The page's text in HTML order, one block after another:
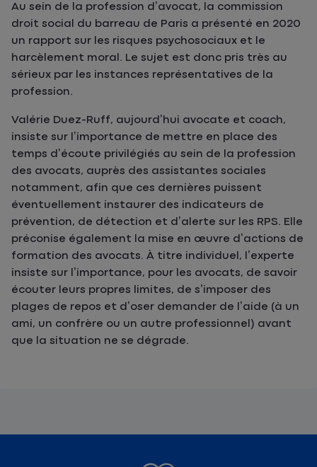
Au sein de la profession d’avocat, la commission
droit social du barreau de Paris a présenté en 2020
un rapport sur les risques psychosociaux et le
harcèlement moral. Le sujet est donc pris très au
sérieux par les instances représentatives de la
profession.
Valérie Duez-Ruff, aujourd’hui avocate et coach,
insiste sur l’importance de mettre en place des
temps d’écoute privilégiés au sein de la profession
des avocats, auprès des assistantes sociales
notamment, afin que ces dernières puissent
éventuellement instaurer des indicateurs de
prévention, de détection et d’alerte sur les RPS. Elle
préconise également la mise en œuvre d’actions de
formation des avocats. À titre individuel, l’experte
insiste sur l’importance, pour les avocats, de savoir
écouter leurs propres limites, de s’imposer des
plages de repos et d’oser demander de l’aide (à un
ami, un confrère ou un autre professionnel) avant
que la situation ne se dégrade.